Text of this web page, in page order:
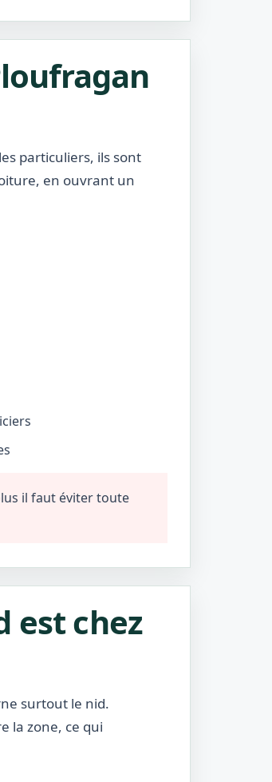
particuliers, ils sont
en ouvrant un
il faut éviter toute
est chez
surtout le nid.
la zone, ce qui